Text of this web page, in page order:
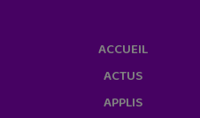
ACCUEIL
ACTUS
APPLIS